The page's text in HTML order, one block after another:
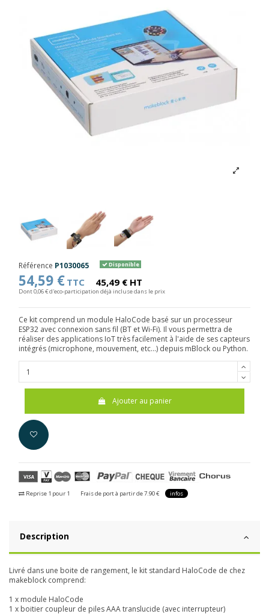
Référence P1030065 Disponible
54,59 € TTC 45,49 € HT
Dont 0,06 € d'eco-participation déjà incluse dans le prix
Ce kit comprend un module HaloCode basé sur un processeur
ESP32 avec connexion sans fil (BT et Wi-Fi). Il vous permettra de
réaliser des applications IoT très facilement à l'aide de ses capteurs
intégrés (microphone, mouvement, etc...) depuis mBlock ou Python.
Ajouter au panier
Reprise 1 pour 1 Frais de port à partir de 7.90 € infos
Description
Livré dans une boite de rangement, le kit standard HaloCode de chez
makeblock comprend:
1 x module HaloCode
1 x boitier coupleur de piles AAA translucide (avec interrupteur)